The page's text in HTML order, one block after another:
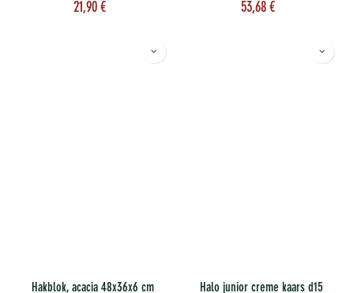
21,90 € 53,68 €
Hakblok, acacia 48x36x6 cm Halo junior creme kaars d15